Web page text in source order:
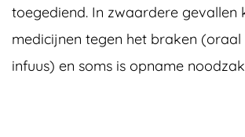
toegediend. In zwaardere gevallen
medicijnen tegen het braken (oraal
infuus) en soms is opname